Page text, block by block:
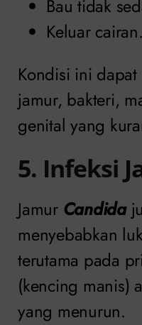
Bau tidak
Keluar cairan.
Kondisi ini
jamur, bakteri,
genital yang
5. Infeksi
Jamur Candida
menyebabkan
terutama pada
(kencing manis)
yang menurun.